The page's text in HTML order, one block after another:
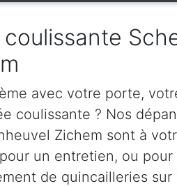
avec votre porte,
coulissante ? Nos
Zichem sont à
un entretien, ou
de quincailleries sur